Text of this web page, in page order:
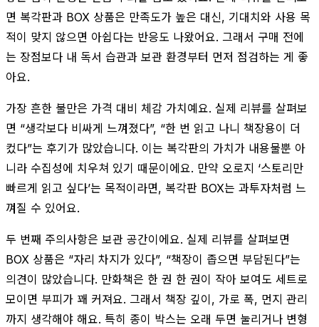
면 복각판과 BOX 상품은 만족도가 높은 대신, 기대치와 사용 목
적이 맞지 않으면 아쉽다는 반응도 나왔어요. 그래서 구매 전에
는 장점보다 내 독서 습관과 보관 환경부터 먼저 점검하는 게 좋
아요.
가장 흔한 불만은 가격 대비 체감 가치예요. 실제 리뷰를 살펴보
면 “생각보다 비싸게 느껴졌다”, “한 번 읽고 나니 책장용이 더
컸다”는 후기가 많았습니다. 이는 복각판의 가치가 내용물뿐 아
니라 수집성에 치우쳐 있기 때문이에요. 만약 오로지 ‘스토리만
빠르게 읽고 싶다’는 목적이라면, 복각판 BOX는 과투자처럼 느
껴질 수 있어요.
두 번째 주의사항은 보관 공간이에요. 실제 리뷰를 살펴보면
BOX 상품은 “자리 차지가 있다”, “책장이 좁으면 부담된다”는
의견이 많았습니다. 만화책은 한 권 한 권이 작아 보여도 세트로
모이면 부피가 꽤 커져요. 그래서 책장 깊이, 가로 폭, 먼지 관리
까지 생각해야 해요. 특히 종이 박스는 오래 두면 눌리거나 변형